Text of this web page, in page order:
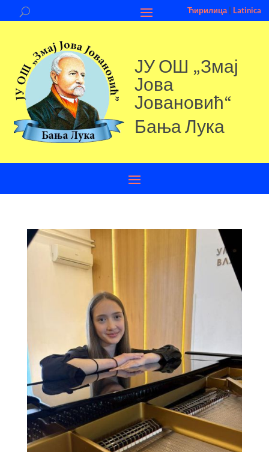
Ћирилица| Latinica
ЈУ ОШ „Змај
Јова
Јовановић“
Бања Лука